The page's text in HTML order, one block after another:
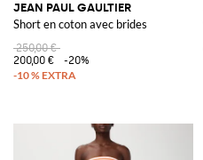
JEAN PAUL GAULTIER
Short en coton avec brides
250,00 €
200,00 €
-20%